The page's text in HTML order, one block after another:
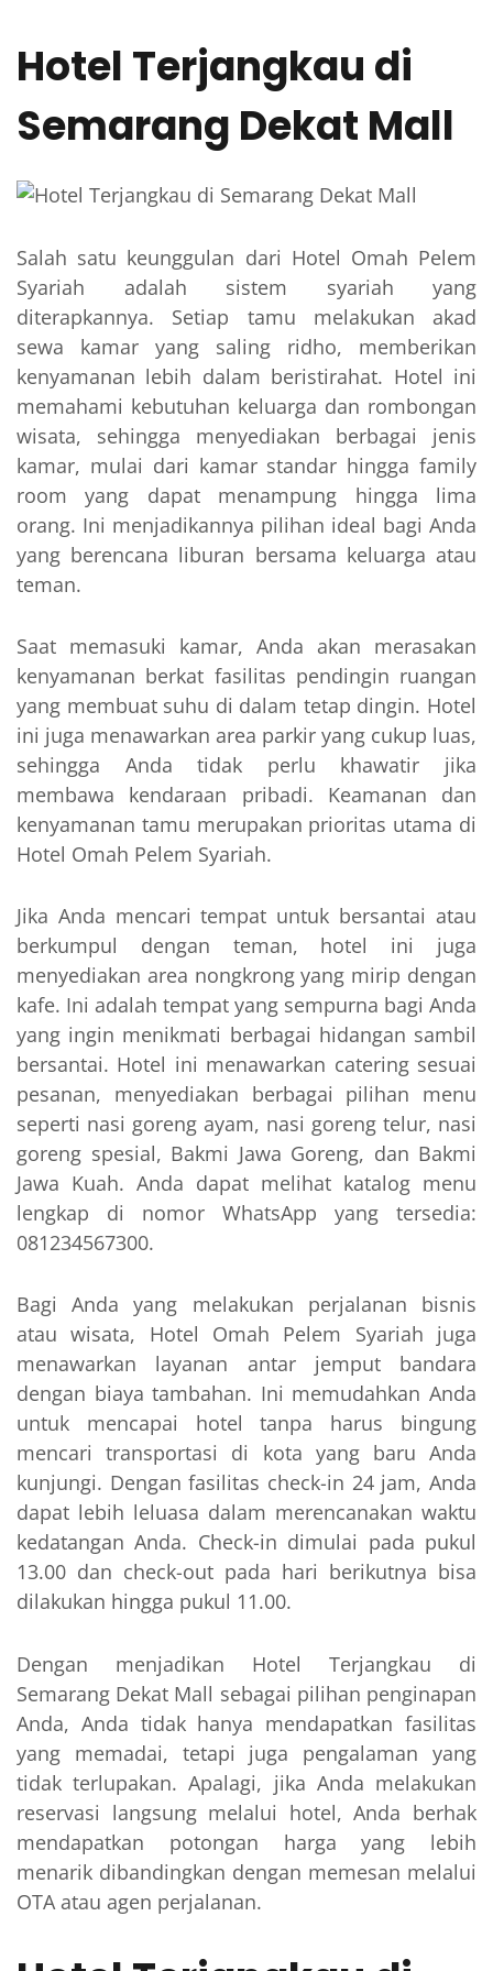
Hotel Terjangkau di
Semarang Dekat Mall
Salah satu keunggulan dari Hotel Omah Pelem
Syariah adalah sistem syariah yang
diterapkannya. Setiap tamu melakukan akad
sewa kamar yang saling ridho, memberikan
kenyamanan lebih dalam beristirahat. Hotel ini
memahami kebutuhan keluarga dan rombongan
wisata, sehingga menyediakan berbagai jenis
kamar, mulai dari kamar standar hingga family
room yang dapat menampung hingga lima
orang. Ini menjadikannya pilihan ideal bagi Anda
yang berencana liburan bersama keluarga atau
teman.
Saat memasuki kamar, Anda akan merasakan
kenyamanan berkat fasilitas pendingin ruangan
yang membuat suhu di dalam tetap dingin. Hotel
ini juga menawarkan area parkir yang cukup luas,
sehingga Anda tidak perlu khawatir jika
membawa kendaraan pribadi. Keamanan dan
kenyamanan tamu merupakan prioritas utama di
Hotel Omah Pelem Syariah.
Jika Anda mencari tempat untuk bersantai atau
berkumpul dengan teman, hotel ini juga
menyediakan area nongkrong yang mirip dengan
kafe. Ini adalah tempat yang sempurna bagi Anda
yang ingin menikmati berbagai hidangan sambil
bersantai. Hotel ini menawarkan catering sesuai
pesanan, menyediakan berbagai pilihan menu
seperti nasi goreng ayam, nasi goreng telur, nasi
goreng spesial, Bakmi Jawa Goreng, dan Bakmi
Jawa Kuah. Anda dapat melihat katalog menu
lengkap di nomor WhatsApp yang tersedia:
081234567300.
Bagi Anda yang melakukan perjalanan bisnis
atau wisata, Hotel Omah Pelem Syariah juga
menawarkan layanan antar jemput bandara
dengan biaya tambahan. Ini memudahkan Anda
untuk mencapai hotel tanpa harus bingung
mencari transportasi di kota yang baru Anda
kunjungi. Dengan fasilitas check-in 24 jam, Anda
dapat lebih leluasa dalam merencanakan waktu
kedatangan Anda. Check-in dimulai pada pukul
13.00 dan check-out pada hari berikutnya bisa
dilakukan hingga pukul 11.00.
Dengan menjadikan Hotel Terjangkau di
Semarang Dekat Mall sebagai pilihan penginapan
Anda, Anda tidak hanya mendapatkan fasilitas
yang memadai, tetapi juga pengalaman yang
tidak terlupakan. Apalagi, jika Anda melakukan
reservasi langsung melalui hotel, Anda berhak
mendapatkan potongan harga yang lebih
menarik dibandingkan dengan memesan melalui
OTA atau agen perjalanan.